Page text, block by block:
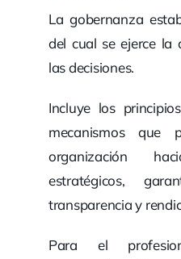
La gobernanza
del cual se ejerce la
las decisiones.
Incluye los
mecanismos que
organización
estratégicos,
transparencia y
Para el